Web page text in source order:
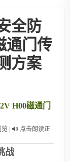
全防
通门传
方案
H00磁通门
览 | 🔊 点击朗读正
战